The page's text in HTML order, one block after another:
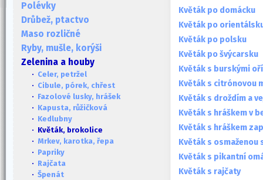
Polévky
Drůbež, ptactvo
Maso rozličné
Ryby, mušle, korýši
Zelenina a houby
· Celer, petržel
· Cibule, pórek, chřest
· Fazolové lusky, hrášek
· Kapusta, růžičková
· Kedlubny
· Květák, brokolice
· Mrkev, karotka, řepa
· Papriky
· Rajčata
· Špenát
Květák po domácku
Květák po
Květák po polsku
Květák po švýcarsku
Květák s burskými
Květák s citrónovou
Květák s droždím a
Květák s hráškem v
Květák s hráškem
Květák s
Květák s pikantní
Květák s rajčaty